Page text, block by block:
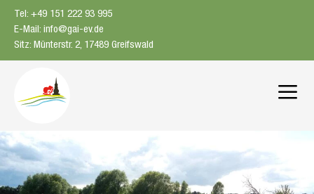
Tel: +49 151 222 93 995
E-Mail: info@gai-ev.de
Sitz: Münterstr. 2, 17489 Greifswald